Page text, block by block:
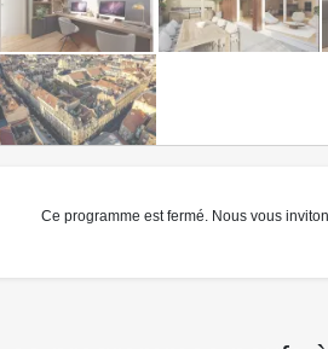
Ce programme est fermé. Nous vous